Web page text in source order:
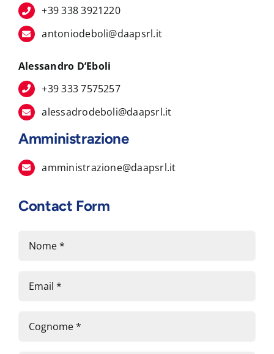
+39 338 3921220
antoniodeboli@daapsrl.it
Alessandro D’Eboli
+39 333 7575257
alessadrodeboli@daapsrl.it
Amministrazione
amministrazione@daapsrl.it
Contact Form